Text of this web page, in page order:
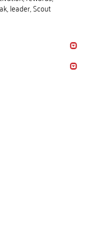
leader, Scout